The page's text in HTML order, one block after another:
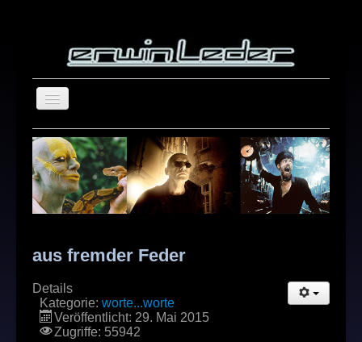
home
blog
about
showreel
contact
...
aus fremder Feder
Details
Kategorie: worte...worte
Veröffentlicht: 29. Mai 2015
Zugriffe: 55942